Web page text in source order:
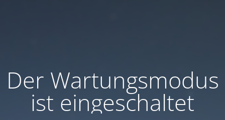
Der Wartungsmodus
ist eingeschaltet